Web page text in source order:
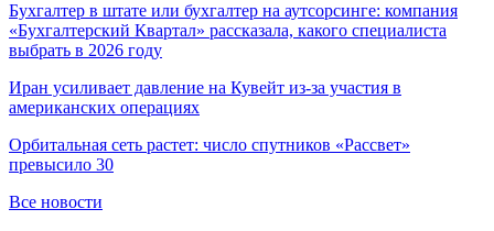
Бухгалтер в штате или бухгалтер на аутсорсинге: компания
«Бухгалтерский Квартал» рассказала, какого специалиста
выбрать в 2026 году
Иран усиливает давление на Кувейт из-за участия в
американских операциях
Орбитальная сеть растет: число спутников «Рассвет»
превысило 30
Все новости